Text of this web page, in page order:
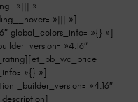
»||| »
»||| »]
global_colors_info= »{} »]
»4.16″
»{} »]
_builder_version= »4.16″